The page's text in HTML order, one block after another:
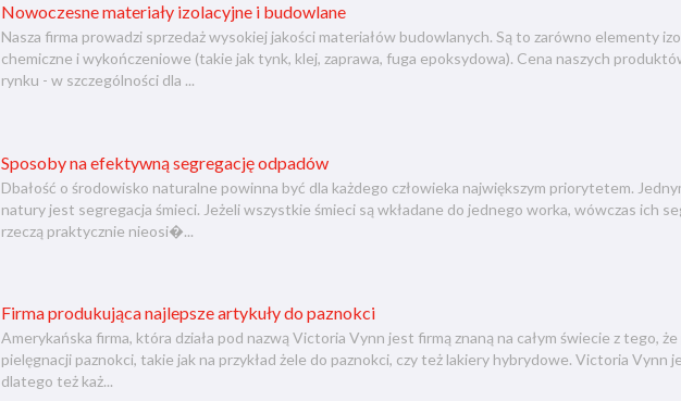
Nowoczesne materiały izolacyjne i budowlane
Nasza firma prowadzi sprzedaż wysokiej jakości materiałów budowlanych. Są to zarówno elementy
chemiczne i wykończeniowe (takie jak tynk, klej, zaprawa, fuga epoksydowa). Cena naszych
rynku - w szczególności dla ...
Sposoby na efektywną segregację odpadów
Dbałość o środowisko naturalne powinna być dla każdego człowieka największym priorytetem.
natury jest segregacja śmieci. Jeżeli wszystkie śmieci są wkładane do jednego worka, wówczas ich
rzeczą praktycznie nieosi�...
Firma produkująca najlepsze artykuły do paznokci
Amerykańska firma, która działa pod nazwą Victoria Vynn jest firmą znaną na całym świecie z tego,
pielęgnacji paznokci, takie jak na przykład żele do paznokci, czy też lakiery hybrydowe. Victoria Vynn
dlatego też każ...